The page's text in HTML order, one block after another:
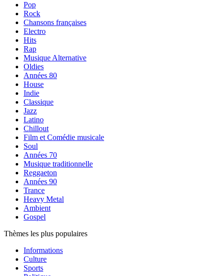
Pop
Rock
Chansons françaises
Electro
Hits
Rap
Musique Alternative
Oldies
Années 80
House
Indie
Classique
Jazz
Latino
Chillout
Film et Comédie musicale
Soul
Années 70
Musique traditionnelle
Reggaeton
Années 90
Trance
Heavy Metal
Ambient
Gospel
Thèmes les plus populaires
Informations
Culture
Sports